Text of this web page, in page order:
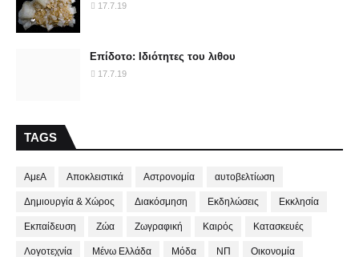
17.7.19
Επίδοτο: Ιδιότητες του λιθου
17.7.19
TAGS
ΑμεΑ Αποκλειστικά Αστρονομία αυτοβελτίωση
Δημιουργία & Χώρος Διακόσμηση Εκδηλώσεις Εκκλησία
Εκπαίδευση Ζώα Ζωγραφική Καιρός Κατασκευές
Λογοτεχνία Μένω Ελλάδα Μόδα ΝΠ Οικονομία